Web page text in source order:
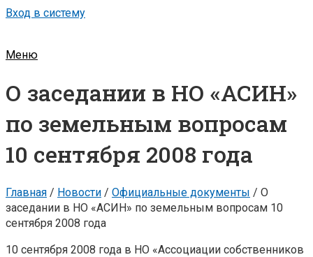
Вход в систему
Меню
О заседании в НО «АСИН»
по земельным вопросам
10 сентября 2008 года
Главная / Новости / Официальные документы / О
заседании в НО «АСИН» по земельным вопросам 10
сентября 2008 года
10 сентября 2008 года в НО «Ассоциации собственников